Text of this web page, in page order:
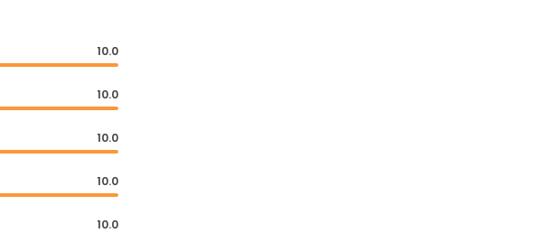
10.0
10.0
10.0
10.0
10.0